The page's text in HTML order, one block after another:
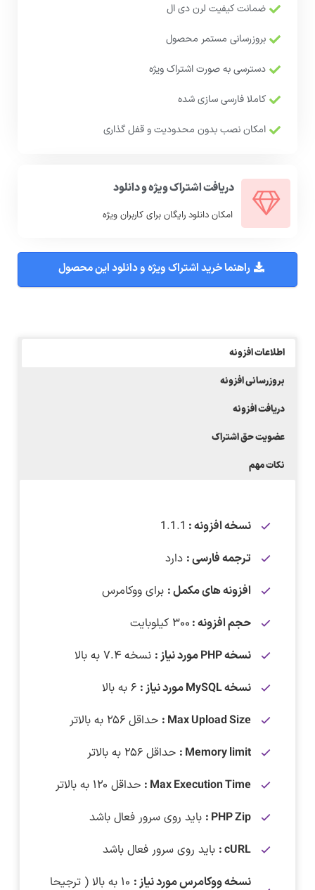
ضمانت کیفیت لرن دی ال
بروزرسانی مستمر محصول
دسترسی به صورت اشتراک ویژه
کاملا فارسی سازی شده
امکان نصب بدون محدودیت و قفل گذاری
دریافت اشتراک ویژه و دانلود
امکان دانلود رایگان برای کاربران ویژه
راهنما خرید اشتراک ویژه و دانلود این محصول
اطلاعات افزونه
بروزرسانی افزونه
دریافت افزونه
عضویت حق اشتراک
نکات مهم
نسخه افزونه : 1.1.1
ترجمه فارسی : دارد
افزونه های مکمل : برای ووکامرس
حجم افزونه : ۳۰۰ کیلوبایت
نسخه PHP مورد نیاز :
نسخه ۷.۴ به بالا
نسخه MySQL مورد نیاز :
Max Upload Size : حداقل ۲۵۶ به بالاتر
Memory limit : حداقل ۲۵۶ به بالاتر
Max Execution Time : حداقل ۱۲۰ به بالاتر
PHP Zip : باید روی سرور فعال باشد
cURL : باید روی سرور فعال باشد
نسخه ووکامرس مورد نیاز :
۱۰ به بالا ( ترجیحا